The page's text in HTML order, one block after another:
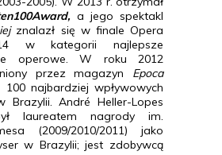
a jego spektakl
znalazł się w finale Opera
w kategorii najlepsze
operowe. W roku 2012
przez magazyn Epoca
najbardziej wpływowych
Brazylii. André Heller-Lopes
laureatem nagrody im.
(2009/2010/2011) jako
w Brazylii; jest zdobywcą